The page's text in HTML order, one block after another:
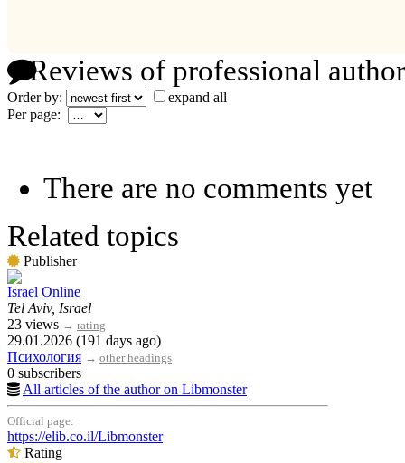
Reviews of professional
Order by:
expand all
Per page:
There are no comments yet
Related topics
Publisher
Israel Online
Tel Aviv, Israel
23 views → rating
29.01.2026 (191 days ago)
Психология → other headings
0 subscribers
All articles of the author on Libmonster
Official page:
https://elib.co.il/Libmonster
Rating